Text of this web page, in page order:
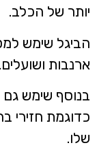
של הכלב.
שימש
ושועלים.
שימש גם
חזירי בר